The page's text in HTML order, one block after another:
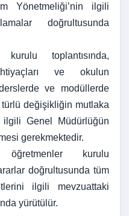
Yönetmeliği’nin ilgili
doğrultusunda
toplantısında,
ve okulun
ve modüllerde
türlü değişikliğin mutlaka
Genel Müdürlüğün
gerekmektedir.
kurulu
doğrultusunda tüm
ilgili mevzuattaki
yürütülür.